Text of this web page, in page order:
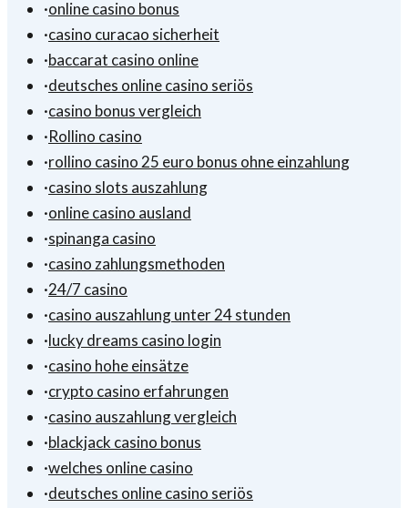
·online casino bonus
·casino curacao sicherheit
·baccarat casino online
·deutsches online casino seriös
·casino bonus vergleich
·Rollino casino
·rollino casino 25 euro bonus ohne einzahlung
·casino slots auszahlung
·online casino ausland
·spinanga casino
·casino zahlungsmethoden
·24/7 casino
·casino auszahlung unter 24 stunden
·lucky dreams casino login
·casino hohe einsätze
·crypto casino erfahrungen
·casino auszahlung vergleich
·blackjack casino bonus
·welches online casino
·deutsches online casino seriös